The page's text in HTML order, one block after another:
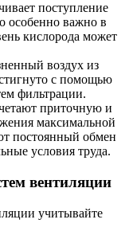
поступление
особенно важно в
кислорода может
воздух из
с помощью
фильтрации.
приточную и
максимальной
постоянный обмен
условия труда.
вентиляции
учитывайте